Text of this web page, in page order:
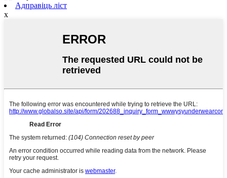
Адправіць ліст
x